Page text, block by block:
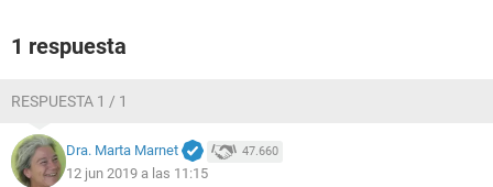
1 respuesta
RESPUESTA 1 / 1
Dra. Marta Marnet 47.660
12 jun 2019 a las 11:15